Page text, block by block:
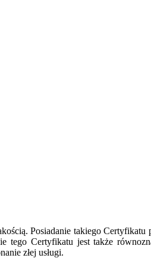
Posiadanie takiego
tego Certyfikatu jest także
złej usługi.